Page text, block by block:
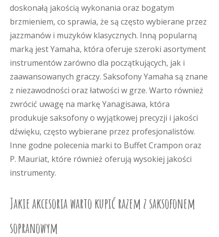
doskonałą jakością wykonania oraz bogatym
brzmieniem, co sprawia, że są często wybierane przez
jazzmanów i muzyków klasycznych. Inną popularną
marką jest Yamaha, która oferuje szeroki asortyment
instrumentów zarówno dla początkujących, jak i
zaawansowanych graczy. Saksofony Yamaha są znane
z niezawodności oraz łatwości w grze. Warto również
zwrócić uwagę na markę Yanagisawa, która
produkuje saksofony o wyjątkowej precyzji i jakości
dźwięku, często wybierane przez profesjonalistów.
Inne godne polecenia marki to Buffet Crampon oraz
P. Mauriat, które również oferują wysokiej jakości
instrumenty.
Jakie akcesoria warto kupić razem z saksofonem
sopranowym